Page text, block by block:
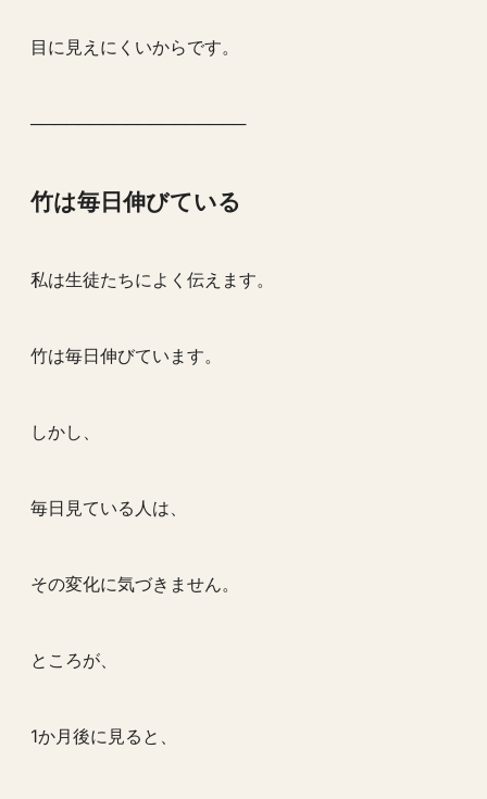
目に見えにくいからです。
──────────────────
竹は毎日伸びている
私は生徒たちによく伝えます。
竹は毎日伸びています。
しかし、
毎日見ている人は、
その変化に気づきません。
ところが、
1か月後に見ると、